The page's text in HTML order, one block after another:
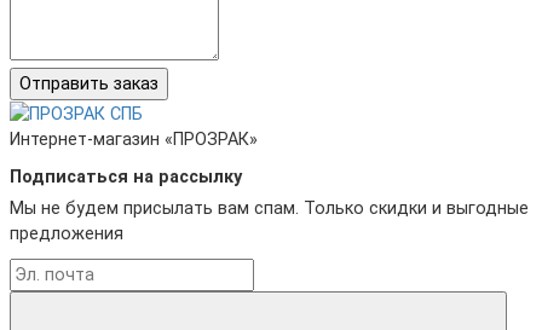
Отправить заказ
Интернет-магазин «ПРОЗРАК»
Подписаться на рассылку
Мы не будем присылать вам спам. Только скидки и выгодные
предложения